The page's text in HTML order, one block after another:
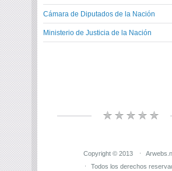
Cámara de Diputados de la Nación
Ministerio de Justicia de la Nación
Copyright © 2013
Todos los derechos